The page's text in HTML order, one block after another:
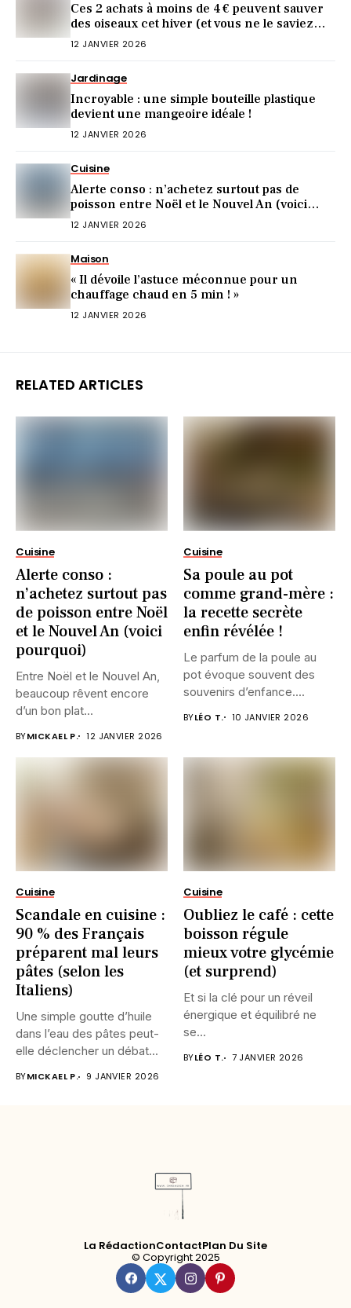
Ces 2 achats à moins de 4 € peuvent sauver
des oiseaux cet hiver (et vous ne le saviez
pas)
12 JANVIER 2026
Jardinage
Incroyable : une simple bouteille plastique
devient une mangeoire idéale !
12 JANVIER 2026
Cuisine
Alerte conso : n’achetez surtout pas de
poisson entre Noël et le Nouvel An (voici
pourquoi)
12 JANVIER 2026
Maison
« Il dévoile l’astuce méconnue pour un
chauffage chaud en 5 min ! »
12 JANVIER 2026
RELATED ARTICLES
Cuisine
Alerte conso :
n’achetez surtout pas
de poisson entre Noël
et le Nouvel An (voici
pourquoi)
Entre Noël et le Nouvel An,
beaucoup rêvent encore
d’un bon plat...
BYMICKAEL P. 12 JANVIER 2026
Cuisine
Sa poule au pot
comme grand-mère :
la recette secrète
enfin révélée !
Le parfum de la poule au
pot évoque souvent des
souvenirs d’enfance....
BYLÉO T. 10 JANVIER 2026
Cuisine
Scandale en cuisine :
90 % des Français
préparent mal leurs
pâtes (selon les
Italiens)
Une simple goutte d’huile
dans l’eau des pâtes peut-
elle déclencher un débat...
BYMICKAEL P. 9 JANVIER 2026
Cuisine
Oubliez le café : cette
boisson régule
mieux votre glycémie
(et surprend)
Et si la clé pour un réveil
énergique et équilibré ne
se...
BYLÉO T. 7 JANVIER 2026
La RédactionContactPlan Du Site
© Copyright 2025